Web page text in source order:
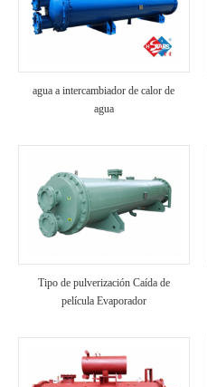
agua a intercambiador de calor de
agua
Tipo de pulverización Caída de
película Evaporador